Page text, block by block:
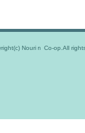
Nouriｎ Co-op.All